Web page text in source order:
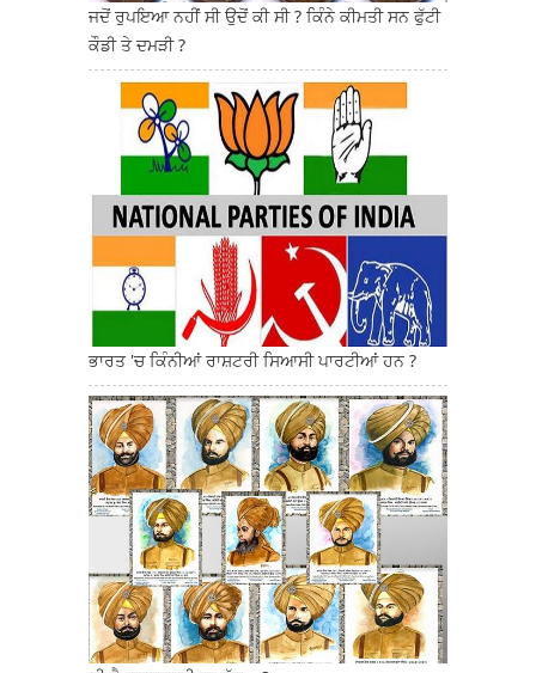
ਜਦੋਂ ਰੁਪਇਆ ਨਹੀਂ ਸੀ ਉਦੋਂ ਕੀ ਸੀ ? ਕਿੰਨੇ ਕੀਮਤੀ ਸਨ ਫੁੱਟੀ
ਕੌਡੀ ਤੇ ਦਮੜੀ ?
ਭਾਰਤ 'ਚ ਕਿੰਨੀਆਂ ਰਾਸ਼ਟਰੀ ਸਿਆਸੀ ਪਾਰਟੀਆਂ ਹਨ ?